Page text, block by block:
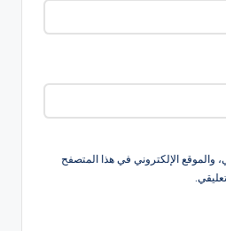
والموقع الإلكتروني في هذا المتصفح